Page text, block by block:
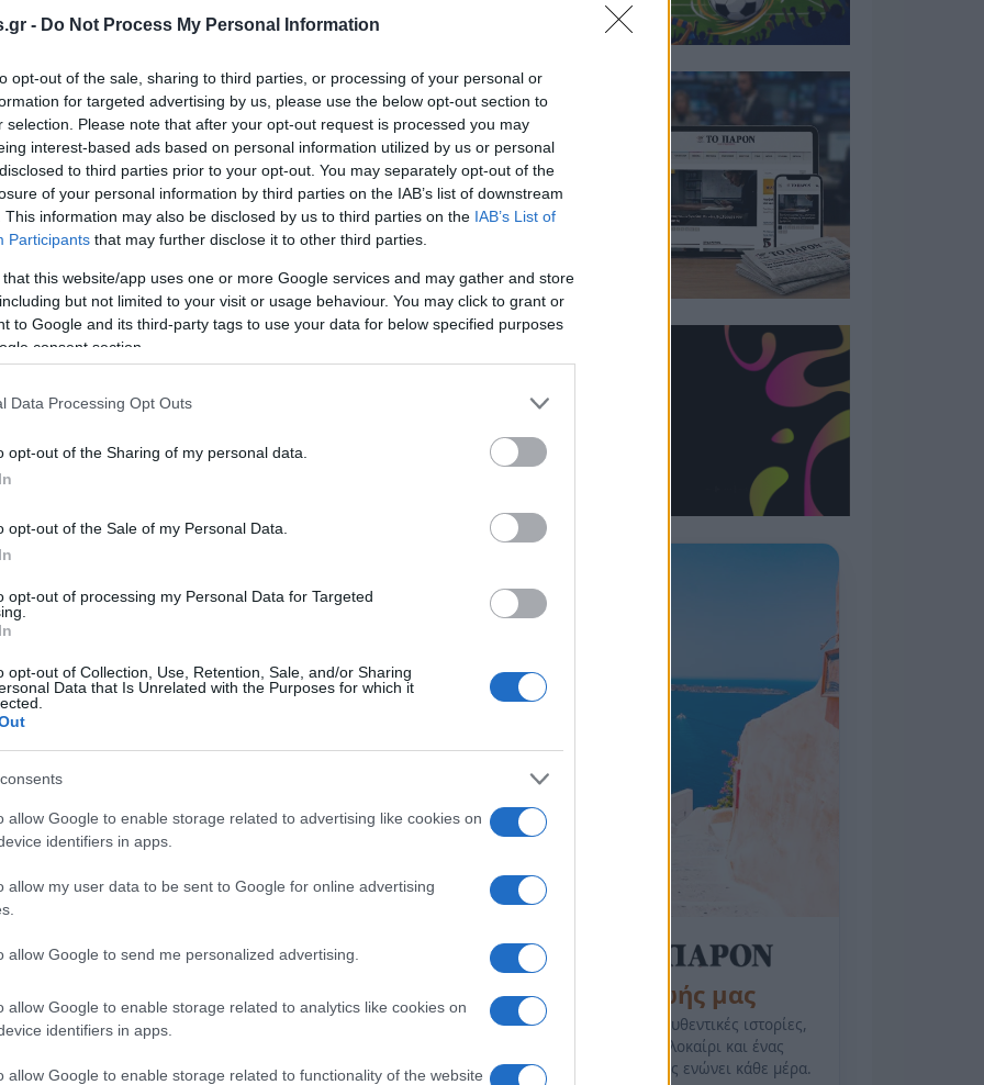
- Do Not Process My Personal Information
opt-out of the sale, sharing to third parties, or processing of your personal or
for targeted advertising by us, please use the below opt-out section to
selection. Please note that after your opt-out request is processed you may
interest-based ads based on personal information utilized by us or personal
to third parties prior to your opt-out. You may separately opt-out of the
of your personal information by third parties on the IAB’s list of downstream
This information may also be disclosed by us to third parties on the IAB’s List of
Participants that may further disclose it to other third parties.
that this website/app uses one or more Google services and may gather and store
but not limited to your visit or usage behaviour. You may click to grant or
to Google and its third-party tags to use your data for below specified purposes
consent section.
Data Processing Opt Outs
opt-out of the Sharing of my personal data.
opt-out of the Sale of my Personal Data.
opt-out of processing my Personal Data for Targeted
opt-out of Collection, Use, Retention, Sale, and/or Sharing
Data that Is Unrelated with the Purposes for which it
allow Google to enable storage related to advertising like cookies on
identifiers in apps.
allow my user data to be sent to Google for online advertising
allow Google to send me personalized advertising.
allow Google to enable storage related to analytics like cookies on
identifiers in apps.
allow Google to enable storage related to functionality of the website
με την παρέα κερδίζουν ξανά την καρδιά
μας
Jaafar Jackson: Από τον «Michael» στο
«Supermax» με τον Will Smith
Εβδομάδα που Ανακάτεψε την
ΤΣΟΥΝΑΜΙ ψηφιακής οργής…
Ο καιρός των επομένων ημερών:
Κανονικός Αύγουστος με δυνατούς
της Ζωής μας
Οι άνθρωποι, οι αυθεντικές ιστορίες,
το ελληνικό καλοκαίρι και ένας
πολιτισμός που μας ενώνει κάθε μέρα.